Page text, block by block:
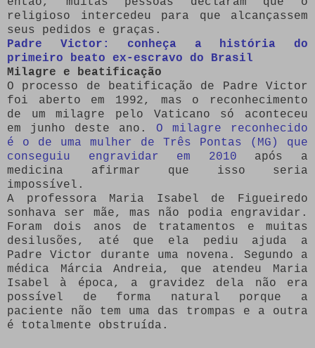
religioso intercedeu para que alcançassem
seus pedidos e graças.
Padre Victor: conheça a história do
primeiro beato ex-escravo do Brasil
Milagre e beatificação
O processo de beatificação de Padre Victor
foi aberto em 1992, mas o reconhecimento
de um milagre pelo Vaticano só aconteceu
em junho deste ano. O milagre reconhecido
é o de uma mulher de Três Pontas (MG) que
conseguiu engravidar em 2010 após a
medicina afirmar que isso seria
impossível.
A professora Maria Isabel de Figueiredo
sonhava ser mãe, mas não podia engravidar.
Foram dois anos de tratamentos e muitas
desilusões, até que ela pediu ajuda a
Padre Victor durante uma novena. Segundo a
médica Márcia Andreia, que atendeu Maria
Isabel à época, a gravidez dela não era
possível de forma natural porque a
paciente não tem uma das trompas e a outra
é totalmente obstruída.